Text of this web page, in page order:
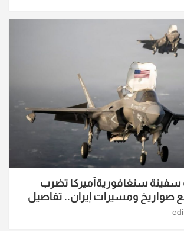
سنغافوريةأميركا تضرب
صواريخ ومسيرات إيران.. تفاصيل